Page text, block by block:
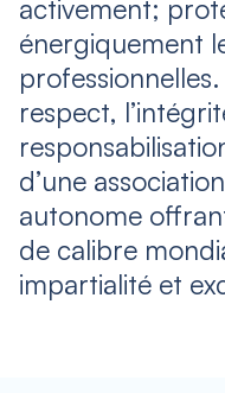
activement;
énergiquement
respect,
d’une
autonome
de calibre
impartialité et